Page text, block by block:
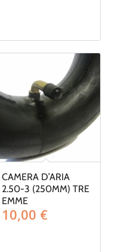
CAMERA D’ARIA
2.50-3 (250MM) TRE
EMME
10,00 €